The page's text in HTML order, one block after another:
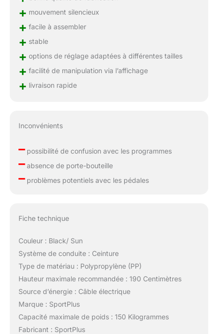
+ mouvement silencieux
+ facile à assembler
+ stable
+ options de réglage adaptées à différentes tailles
+ facilité de manipulation via l’affichage
+ livraison rapide
Inconvénients
–possibilité de confusion avec les programmes
–absence de porte-bouteille
–problèmes potentiels avec les pédales
Fiche technique
Couleur : Black/ Sun
Système de conduite : Ceinture
Type de matériau : Polypropylène (PP)
Hauteur maximale recommandée : 190 Centimètres
Source d’énergie : Câble électrique
Marque : SportPlus
Capacité maximale de poids : 150 Kilogrammes
Fabricant : SportPlus